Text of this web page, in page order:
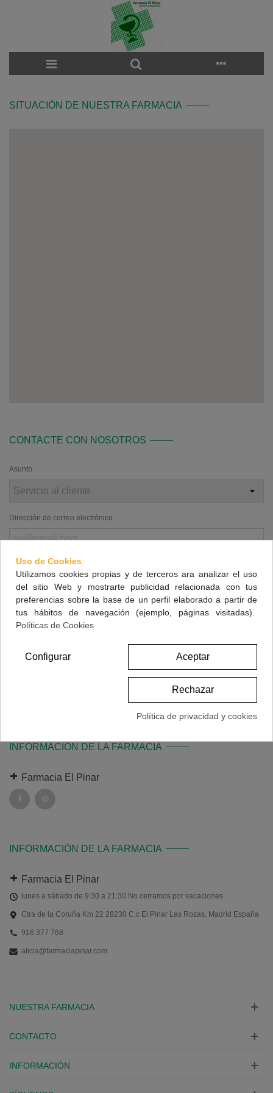
SITUACIÓN DE NUESTRA FARMACIA
CONTACTE CON NOSOTROS
Asunto
Dirección de correo electrónico
Archivo adjunto (Optional)
Seleccionar Archivo
Mensaje
Leer
INFORMACIÓN DE LA FARMACIA
Farmacia El Pinar
INFORMACIÓN DE LA FARMACIA
Farmacia El Pinar
lunes a sábado de 9:30 a 21:30 No cerramos por vacaciones
Ctra de la Coruña Km 22 28230 C.c El Pinar Las Rozas, Madrid España
916 377 768
alicia@farmaciapinar.com
NUESTRA FARMACIA
CONTACTO
INFORMACIÓN
Uso de Cookies
Utilizamos cookies propias y de terceros ara analizar el uso
del sitio Web y mostrarte publicidad relacionada con tus
preferencias sobre la base de un perfil elaborado a partir de
tus hábitos de navegación (ejemplo, páginas visitadas).
Políticas de Cookies
Aceptar
Rechazar
Configurar
Política de privacidad y cookies